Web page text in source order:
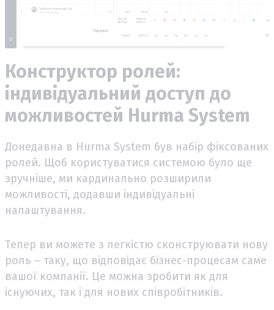
Конструктор ролей:
індивідуальний доступ до
можливостей Hurma System
Донедавна в Hurma System був набір фіксованих
ролей. Щоб користуватися системою було ще
зручніше, ми кардинально розширили
можливості, додавши індивідуальні
налаштування.
Тепер ви можете з легкістю сконструювати нову
роль – таку, що відповідає бізнес-процесам саме
вашої компанії. Це можна зробити як для
існуючих, так і для нових співробітників.